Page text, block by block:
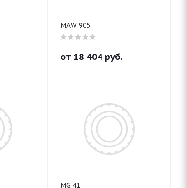
MAW 905
от 18 404 руб.
MG 41